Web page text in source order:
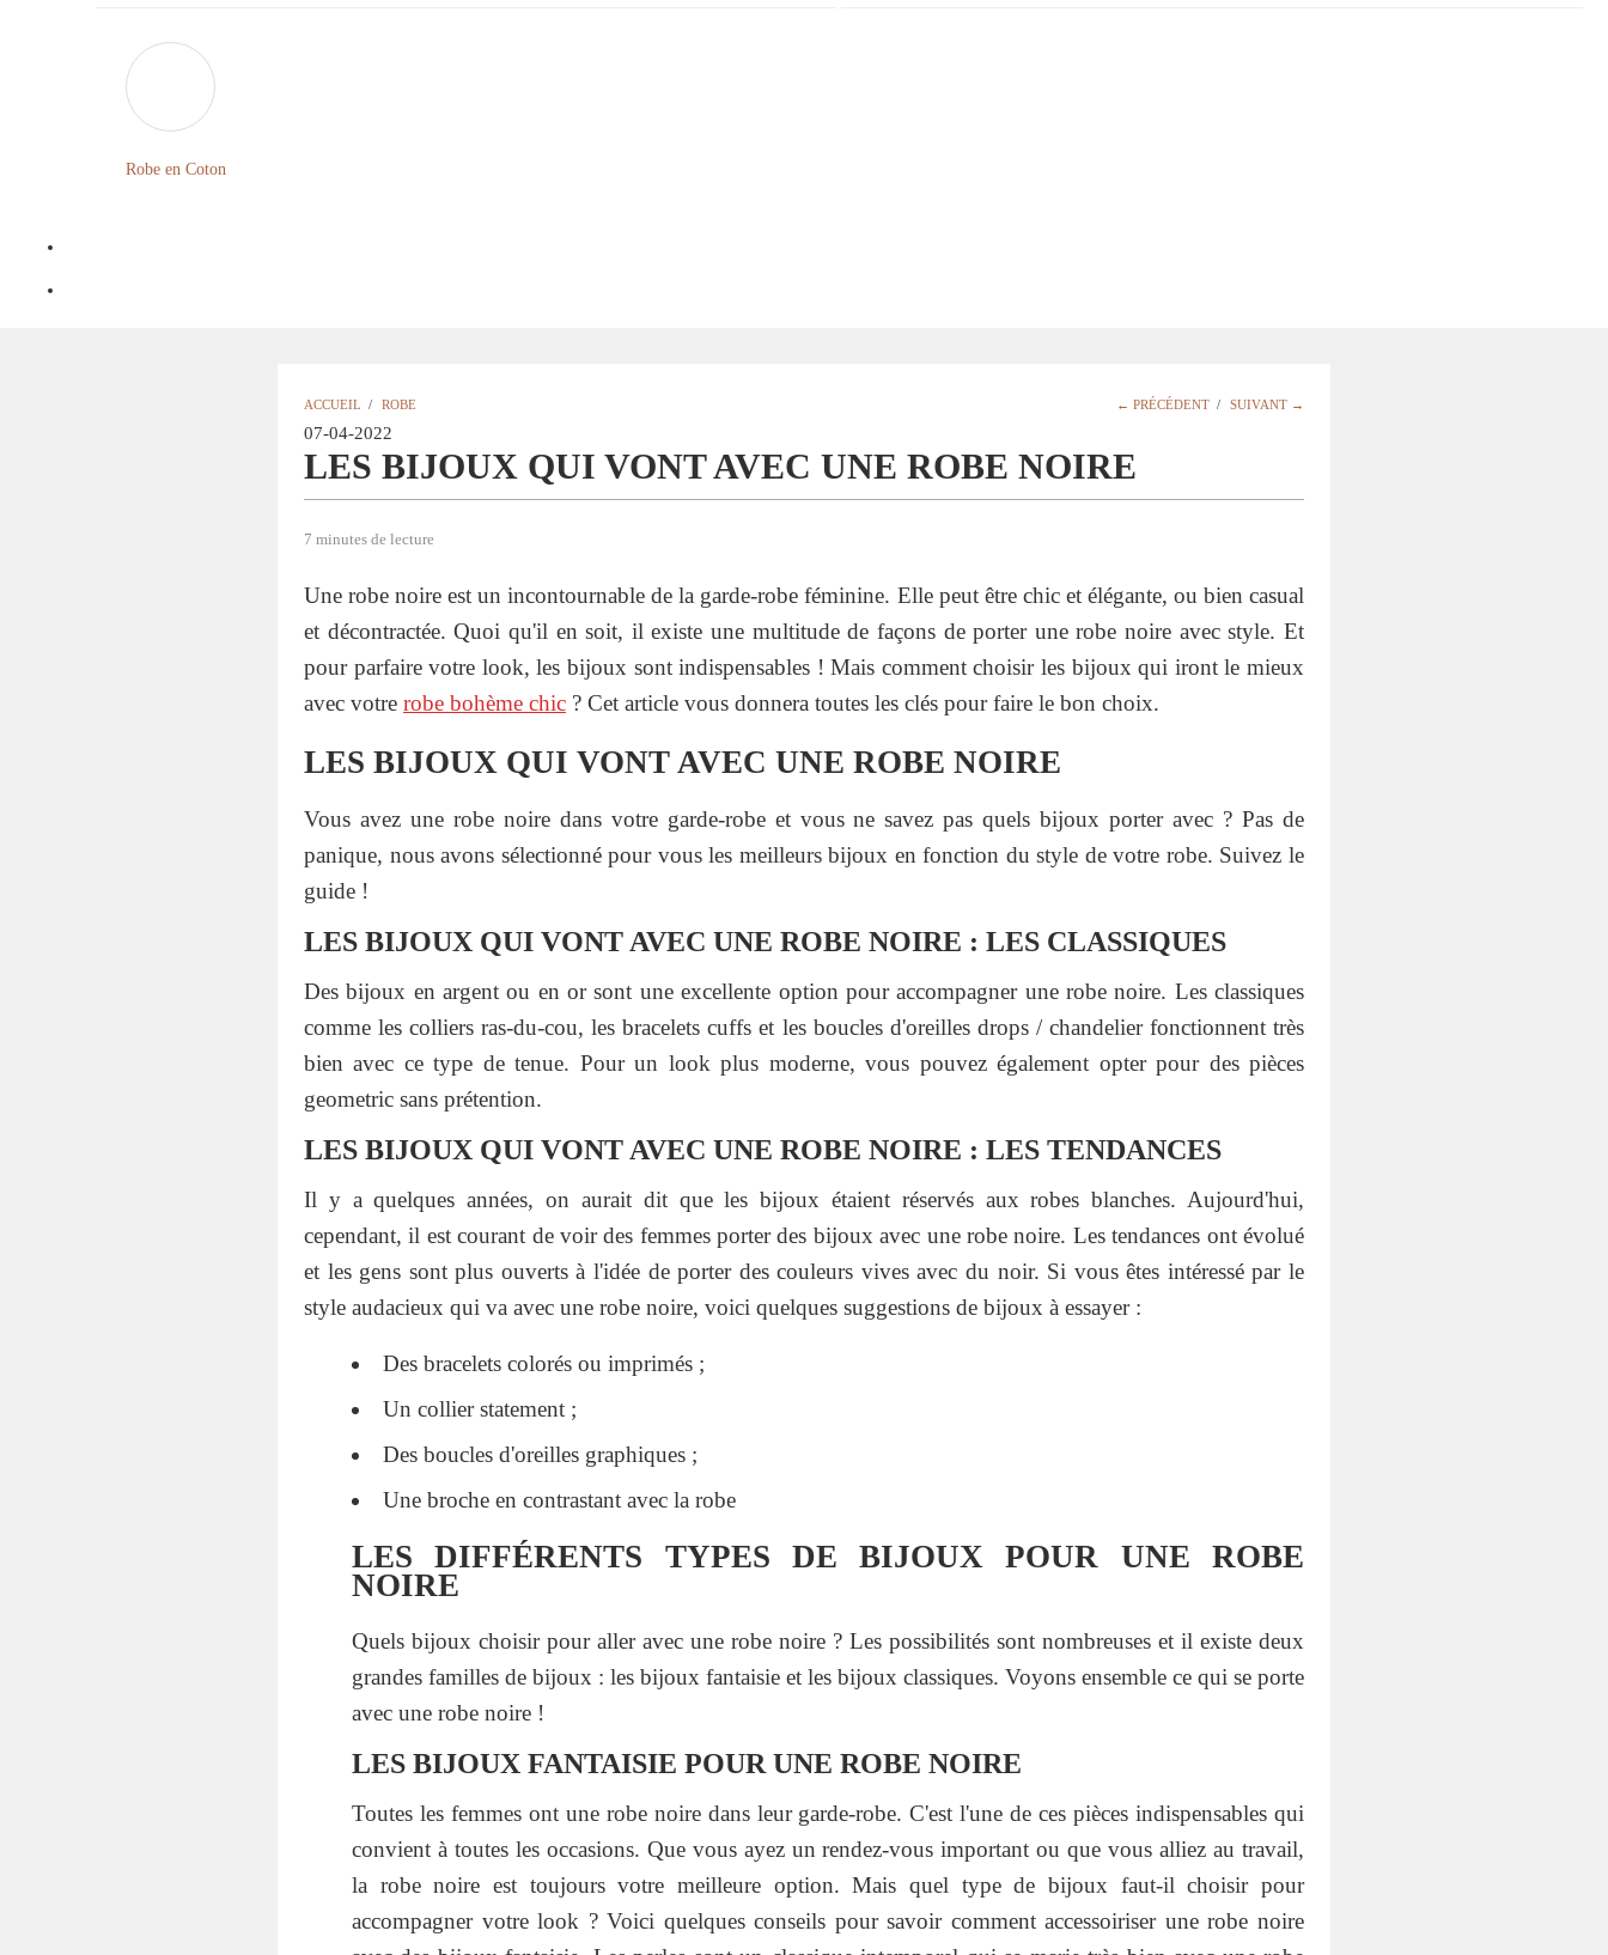
Robe en Coton
ACCUEIL / ROBE ← PRÉCÉDENT / SUIVANT →
07-04-2022
LES BIJOUX QUI VONT AVEC UNE ROBE NOIRE
7 minutes de lecture
Une robe noire est un incontournable de la garde-robe féminine. Elle peut être chic et élégante, ou bien casual
et décontractée. Quoi qu'il en soit, il existe une multitude de façons de porter une robe noire avec style. Et
pour parfaire votre look, les bijoux sont indispensables ! Mais comment choisir les bijoux qui iront le mieux
avec votre robe bohème chic ? Cet article vous donnera toutes les clés pour faire le bon choix.
LES BIJOUX QUI VONT AVEC UNE ROBE NOIRE
Vous avez une robe noire dans votre garde-robe et vous ne savez pas quels bijoux porter avec ? Pas de
panique, nous avons sélectionné pour vous les meilleurs bijoux en fonction du style de votre robe. Suivez le
guide !
LES BIJOUX QUI VONT AVEC UNE ROBE NOIRE : LES CLASSIQUES
Des bijoux en argent ou en or sont une excellente option pour accompagner une robe noire. Les classiques
comme les colliers ras-du-cou, les bracelets cuffs et les boucles d'oreilles drops / chandelier fonctionnent très
bien avec ce type de tenue. Pour un look plus moderne, vous pouvez également opter pour des pièces
geometric sans prétention.
LES BIJOUX QUI VONT AVEC UNE ROBE NOIRE : LES TENDANCES
Il y a quelques années, on aurait dit que les bijoux étaient réservés aux robes blanches. Aujourd'hui,
cependant, il est courant de voir des femmes porter des bijoux avec une robe noire. Les tendances ont évolué
et les gens sont plus ouverts à l'idée de porter des couleurs vives avec du noir. Si vous êtes intéressé par le
style audacieux qui va avec une robe noire, voici quelques suggestions de bijoux à essayer :
Des bracelets colorés ou imprimés ;
Un collier statement ;
Des boucles d'oreilles graphiques ;
Une broche en contrastant avec la robe
LES DIFFÉRENTS TYPES DE BIJOUX POUR UNE ROBE
NOIRE
Quels bijoux choisir pour aller avec une robe noire ? Les possibilités sont nombreuses et il existe deux
grandes familles de bijoux : les bijoux fantaisie et les bijoux classiques. Voyons ensemble ce qui se porte
avec une robe noire !
LES BIJOUX FANTAISIE POUR UNE ROBE NOIRE
Toutes les femmes ont une robe noire dans leur garde-robe. C'est l'une de ces pièces indispensables qui
convient à toutes les occasions. Que vous ayez un rendez-vous important ou que vous alliez au travail,
la robe noire est toujours votre meilleure option. Mais quel type de bijoux faut-il choisir pour
accompagner votre look ? Voici quelques conseils pour savoir comment accessoiriser une robe noire